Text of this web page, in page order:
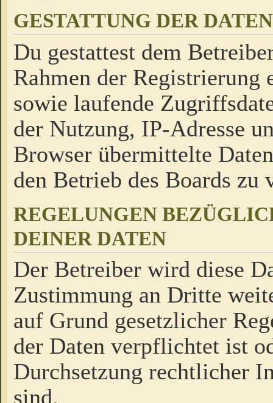
GESTATTUNG DER
Du gestattest dem
Rahmen der Registrierung
sowie laufende
der Nutzung, IP-Adresse
Browser übermittelte
den Betrieb des Boards zu
REGELUNGEN
DEINER DATEN
Der Betreiber wird diese
Zustimmung an Dritte
auf Grund gesetzlicher
der Daten verpflichtet ist
Durchsetzung rechtlicher
sind.